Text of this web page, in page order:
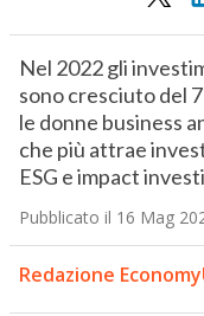
Nel 2022 gli
sono cresciuto del
le donne business
che più attrae
ESG e impact
Pubblicato il 16 Mag
Redazione